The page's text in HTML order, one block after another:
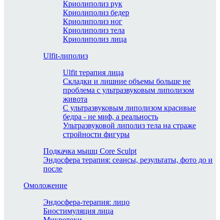
Криолиполиз рук
Криолиполиз бедер
Криолиполиз ног
Криолиполиз тела
Криолиполиз лица
Ulfit-липолиз
Ulfit терапия лица
Складки и лишние объемы больше не
проблема с ультразвуковым липолизом
живота
С ультразвуковым липолизом красивые
бедра - не миф, а реальность
Ультразвуковой липолиз тела на страже
стройности фигуры
Подкачка мышц Core Sculpt
Эндосфера терапия: сеансы, результаты, фото до и
после
Омоложение
Эндосфера-терапия: лицо
Биостимуляция лица